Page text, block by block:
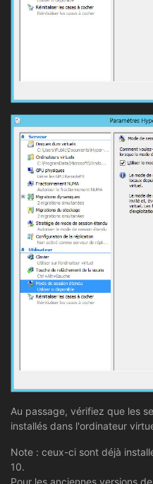
Au passage, vérifiez que les
installés dans l'ordinateur
Note : ceux-ci sont déjà
10.
Pour les anciennes versions